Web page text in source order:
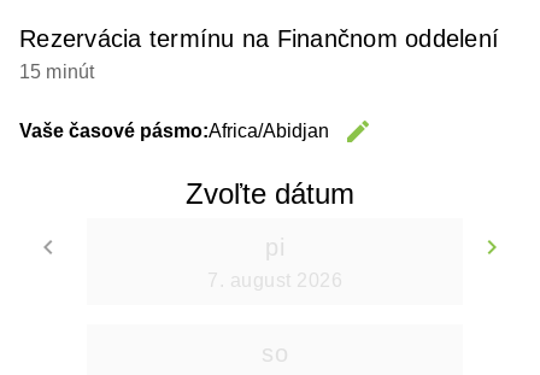
Rezervácia termínu na Finančnom oddelení
15 minút
Vaše časové pásmo:Africa/Abidjan
edit
Zvoľte dátum
keyboard_arrow_left
Go back
keyboard_arrow_right
pi
7. august 2026
so